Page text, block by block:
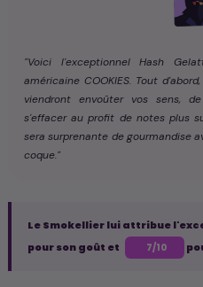
"Voici l'exceptionnel Hash
américaine COOKIES. Tout
viendront envoûter vos sens,
s'effacer au profit de notes plus
sera surprenante de gourmandise
coque."
Le Smokellier lui attribue
pour son goût et 7/10